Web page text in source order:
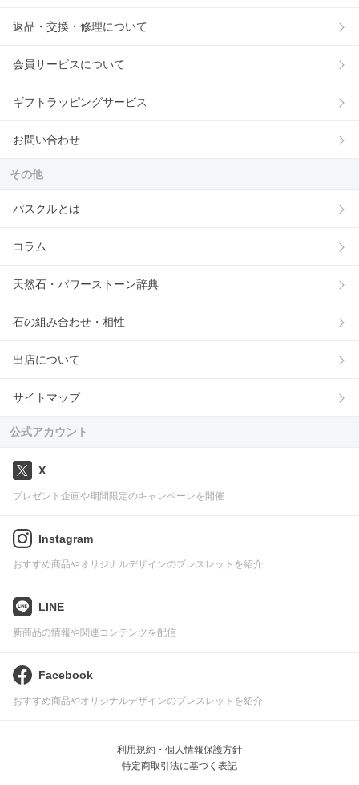
返品・交換・修理について
会員サービスについて
ギフトラッピングサービス
お問い合わせ
その他
パスクルとは
コラム
天然石・パワーストーン辞典
石の組み合わせ・相性
出店について
サイトマップ
公式アカウント
X
プレゼント企画や期間限定のキャンペーンを開催
Instagram
おすすめ商品やオリジナルデザインのブレスレットを紹介
LINE
新商品の情報や関連コンテンツを配信
Facebook
おすすめ商品やオリジナルデザインのブレスレットを紹介
利用規約・個人情報保護方針
特定商取引法に基づく表記